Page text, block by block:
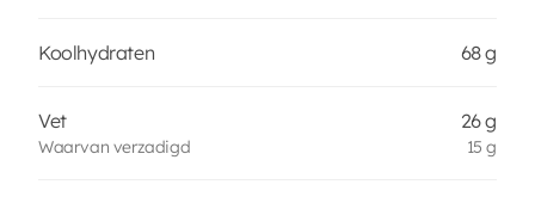
Koolhydraten 68 g
Vet 26 g
Waarvan verzadigd 15 g